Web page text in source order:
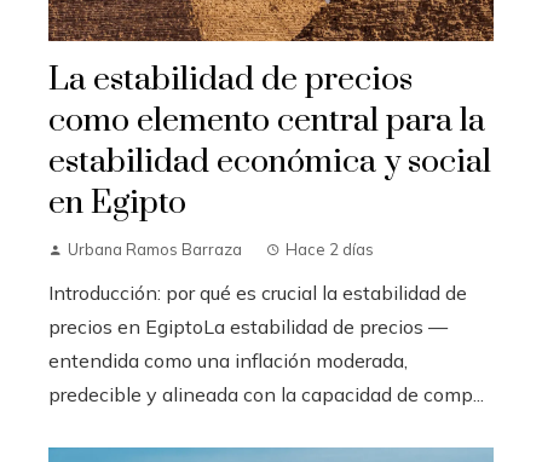
La estabilidad de precios
como elemento central para la
estabilidad económica y social
en Egipto
Urbana Ramos Barraza Hace 2 días
Introducción: por qué es crucial la estabilidad de
precios en EgiptoLa estabilidad de precios —
entendida como una inflación moderada,
predecible y alineada con la capacidad de comp...